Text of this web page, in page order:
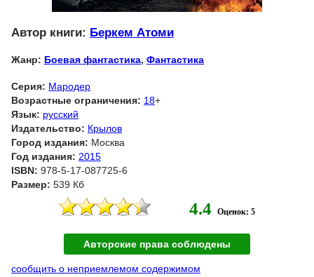
Автор книги: Беркем Атоми
Жанр: Боевая фантастика, Фантастика
Серия: Мародер
Возрастные ограничения: 18+
Язык: русский
Издательство: Крылов
Город издания: Москва
Год издания: 2015
ISBN: 978-5-17-087725-6
Размер: 539 Кб
4.4 Оценок: 5
Авторские права соблюдены
сообщить о неприемлемом содержимом